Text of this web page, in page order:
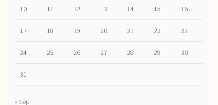
10 11 12 13 14 15 16
17 18 19 20 21 22 23
24 25 26 27 28 29 30
31
« Sep